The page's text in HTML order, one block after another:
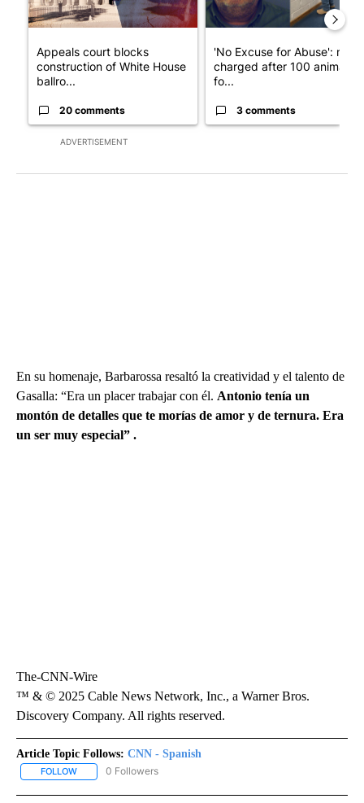
ADVERTISEMENT
Appeals court blocks
construction of White House
ballro...
20 comments
'No Excuse for Abuse': man
charged after 100 animals
fo...
3 comments
En su homenaje, Barbarossa resaltó la creatividad y el talento de
Gasalla: “Era un placer trabajar con él. Antonio tenía un
montón de detalles que te morías de amor y de ternura. Era
un ser muy especial” .
The-CNN-Wire
™ & © 2025 Cable News Network, Inc., a Warner Bros.
Discovery Company. All rights reserved.
Article Topic Follows: CNN - Spanish
FOLLOW FOLLOW "CNN - SPANISH" TO RECEIVE NOTIFICATIONS ABOUT
0 Followers